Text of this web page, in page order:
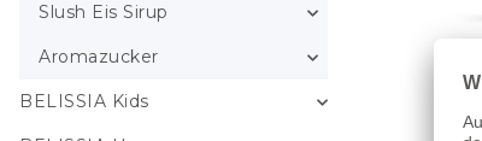
Slush Eis Sirup
Aromazucker
BELISSIA Kids